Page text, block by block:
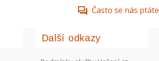
Často se nás ptáte
Další odkazy